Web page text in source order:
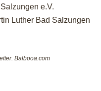
e.V.
Luther Bad Salzungen
Balbooa.com